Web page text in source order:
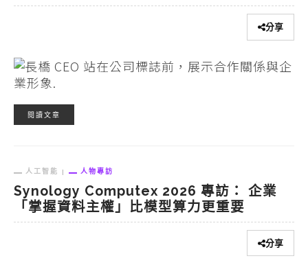
分享
閱讀文章
人工智能 人物專訪
Synology Computex 2026 專訪： 企業
「掌握資料主權」比模型算力更重要
分享